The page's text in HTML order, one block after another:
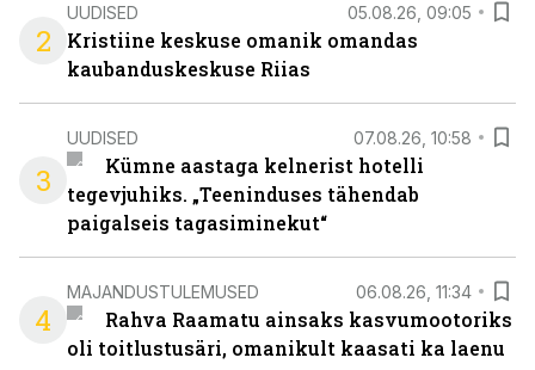
2
UUDISED 05.08.26, 09:05
Kristiine keskuse omanik omandas
kaubanduskeskuse Riias
3
UUDISED 07.08.26, 10:58
Kümne aastaga kelnerist hotelli
tegevjuhiks. „Teeninduses tähendab
paigalseis tagasiminekut“
4
MAJANDUSTULEMUSED 06.08.26, 11:34
Rahva Raamatu ainsaks kasvumootoriks
oli toitlustusäri, omanikult kaasati ka laenu